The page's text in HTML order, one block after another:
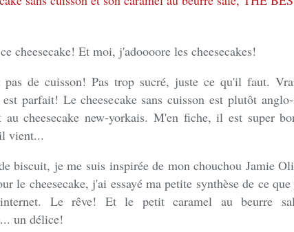
cheesecake! Et moi, j'adoooore les cheesecakes!
pas de cuisson! Pas trop sucré, juste ce qu'il faut.
parfait! Le cheesecake sans cuisson est plutôt anglo-
au cheesecake new-yorkais. M'en fiche, il est super
vient...
biscuit, je me suis inspirée de mon chouchou Jamie
le cheesecake, j'ai essayé ma petite synthèse de ce
Le rêve! Et le petit caramel au beurre
un délice!